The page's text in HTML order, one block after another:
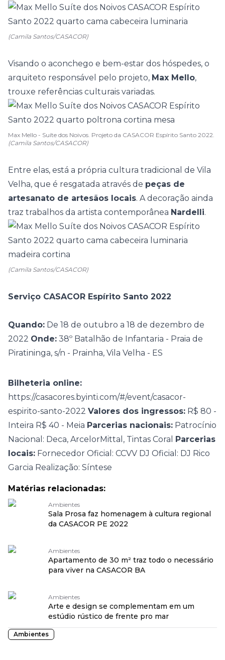
(Camila Santos/CASACOR)
Visando o aconchego e bem-estar dos hóspedes, o
arquiteto responsável pelo projeto, Max Mello,
trouxe referências culturais variadas.
Max Mello - Suíte dos Noivos. Projeto da CASACOR Espírito Santo 2022.
(Camila Santos/CASACOR)
Entre elas, está a própria cultura tradicional de Vila
Velha, que é resgatada através de peças de
artesanato de artesãos locais. A decoração ainda
traz trabalhos da artista contemporânea Nardelli.
(Camila Santos/CASACOR)
Serviço CASACOR Espírito Santo 2022
Quando: De 18 de outubro a 18 de dezembro de
2022 Onde: 38º Batalhão de Infantaria - Praia de
Piratininga, s/n - Prainha, Vila Velha - ES
Bilheteria online:
https://casacores.byinti.com/#/event/casacor-
espirito-santo-2022 Valores dos ingressos: R$ 80 -
Inteira R$ 40 - Meia Parcerias nacionais: Patrocínio
Nacional: Deca, ArcelorMittal, Tintas Coral Parcerias
locais: Fornecedor Oficial: CCVV DJ Oficial: DJ Rico
Garcia Realização: Síntese
Matérias relacionadas:
Ambientes
Sala Prosa faz homenagem à cultura regional
da CASACOR PE 2022
Ambientes
Apartamento de 30 m² traz todo o necessário
para viver na CASACOR BA
Ambientes
Arte e design se complementam em um
estúdio rústico de frente pro mar
Ambientes